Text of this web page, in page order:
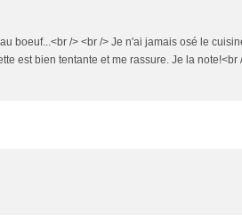
boeuf...<br /> <br /> Je n'ai jamais osé le
est bien tentante et me rassure. Je la note!<br